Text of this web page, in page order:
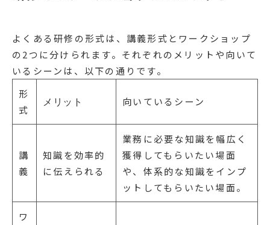
よくある研修の形式は、講義形式とワークショップ
の2つに分けられます。それぞれのメリットや向いて
いるシーンは、以下の通りです。
形
式
メリット 向いているシーン
講
義
知識を効率的
に伝えられる
業務に必要な知識を幅広く
獲得してもらいたい場面
や、体系的な知識をインプ
ットしてもらいたい場面。
ワ